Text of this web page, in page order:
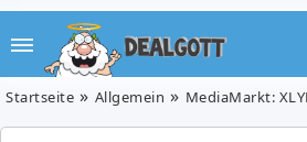
Startseite Allgemein MediaMarkt: XLYNE